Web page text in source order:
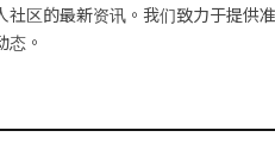
社区的最新资讯。我们致力于提供
。